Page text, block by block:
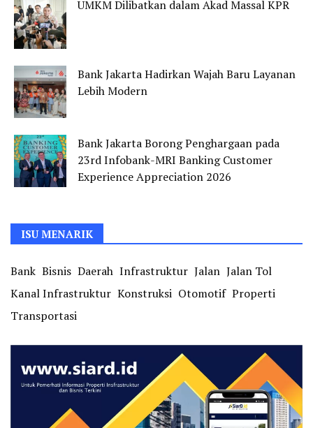
UMKM Dilibatkan dalam Akad Massal KPR
Bank Jakarta Hadirkan Wajah Baru Layanan
Lebih Modern
Bank Jakarta Borong Penghargaan pada
23rd Infobank-MRI Banking Customer
Experience Appreciation 2026
ISU MENARIK
Bank Bisnis Daerah Infrastruktur Jalan Jalan Tol
Kanal Infrastruktur Konstruksi Otomotif Properti
Transportasi